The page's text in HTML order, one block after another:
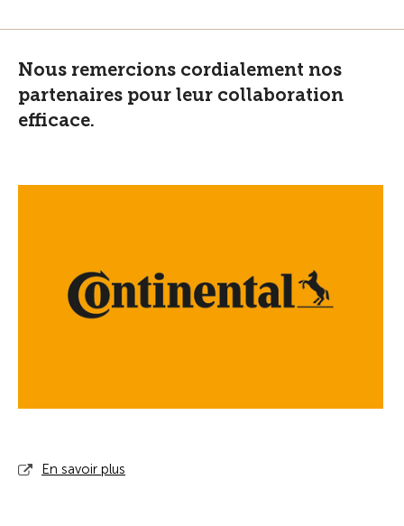
Nous remercions cordialement nos
partenaires pour leur collaboration
efficace.
En savoir plus